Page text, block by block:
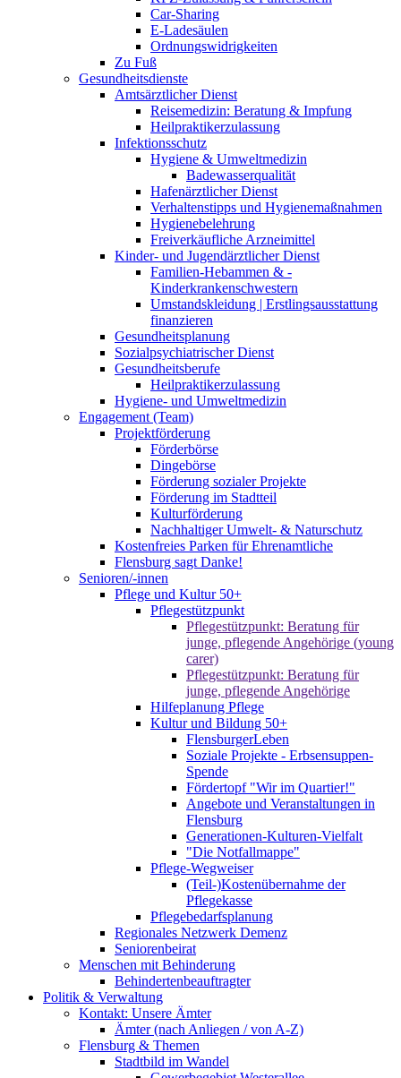
Car-Sharing
E-Ladesäulen
Ordnungswidrigkeiten
Zu Fuß
Gesundheitsdienste
Amtsärztlicher Dienst
Reisemedizin: Beratung & Impfung
Heilpraktikerzulassung
Infektionsschutz
Hygiene & Umweltmedizin
Badewasserqualität
Hafenärztlicher Dienst
Verhaltenstipps und Hygienemaßnahmen
Hygienebelehrung
Freiverkäufliche Arzneimittel
Kinder- und Jugendärztlicher Dienst
Familien-Hebammen & -
Kinderkrankenschwestern
Umstandskleidung | Erstlingsausstattung
finanzieren
Gesundheitsplanung
Sozialpsychiatrischer Dienst
Gesundheitsberufe
Heilpraktikerzulassung
Hygiene- und Umweltmedizin
Engagement (Team)
Projektförderung
Förderbörse
Dingebörse
Förderung sozialer Projekte
Förderung im Stadtteil
Kulturförderung
Nachhaltiger Umwelt- & Naturschutz
Kostenfreies Parken für Ehrenamtliche
Flensburg sagt Danke!
Senioren/-innen
Pflege und Kultur 50+
Pflegestützpunkt
Pflegestützpunkt: Beratung für
junge, pflegende Angehörige (young
carer)
Pflegestützpunkt: Beratung für
junge, pflegende Angehörige
Hilfeplanung Pflege
Kultur und Bildung 50+
FlensburgerLeben
Soziale Projekte - Erbsensuppen-
Spende
Fördertopf "Wir im Quartier!"
Angebote und Veranstaltungen in
Flensburg
Generationen-Kulturen-Vielfalt
"Die Notfallmappe"
Pflege-Wegweiser
(Teil-)Kostenübernahme der
Pflegekasse
Pflegebedarfsplanung
Regionales Netzwerk Demenz
Seniorenbeirat
Menschen mit Behinderung
Behindertenbeauftragter
Politik & Verwaltung
Kontakt: Unsere Ämter
Ämter (nach Anliegen / von A-Z)
Flensburg & Themen
Stadtbild im Wandel